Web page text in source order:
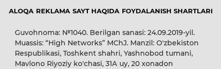
ALOQA REKLAMA SAYT HAQIDA FOYDALANISH SHARTLARI
Guvohnoma: №1040. Berilgan sanasi: 24.09.2019-yil.
Muassis: “High Networks” MChJ. Manzil: O'zbekiston
Respublikasi, Toshkent shahri, Yashnobod tumani,
Mavlono Riyoziy ko'chasi, 31А uy, 20 xonadon